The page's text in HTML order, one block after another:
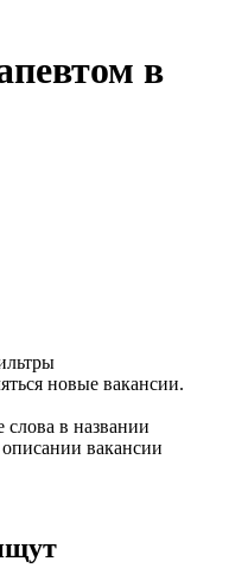
в
новые вакансии.
в названии
вакансии